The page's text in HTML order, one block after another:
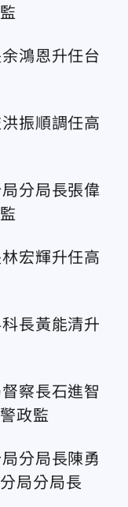
鴻恩升任台
振順調任高
分局長張偉
宏輝升任高
長黃能清升
察長石進智
政監
分局長陳勇
局分局長